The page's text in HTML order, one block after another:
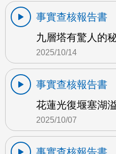
事實查核報告書
九層塔有驚人的
2025/10/14
事實查核報告書
花蓮光復堰塞湖
2025/10/07